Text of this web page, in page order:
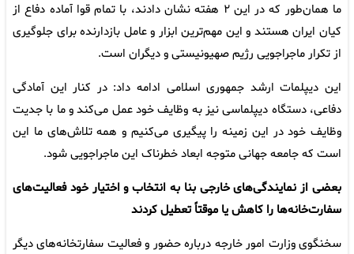
ما همان‌طور که در این ۲ هفته نشان دادند، با تمام قوا آماده دفاع از
کیان ایران هستند و این مهم‌ترین ابزار و عامل بازدارنده برای جلوگیری
از تکرار ماجراجویی رژیم صهیونیستی و دیگران است.
این دیپلمات ارشد جمهوری اسلامی ادامه داد: در کنار این آمادگی
دفاعی، دستگاه دیپلماسی نیز به وظایف خود عمل می‌کند و ما با جدیت
وظایف خود در این زمینه را پیگیری می‌کنیم و همه تلاش‌های ما این
است که جامعه جهانی متوجه ابعاد خطرناک این ماجراجویی شود.
بعضی از نمایندگی‌های خارجی بنا به انتخاب و اختیار خود فعالیت‌های
سفارت‌خانه‌ها را کاهش یا موقتاً تعطیل کردند
سخنگوی وزارت امور خارجه درباره حضور و فعالیت سفارتخانه‌های دیگر